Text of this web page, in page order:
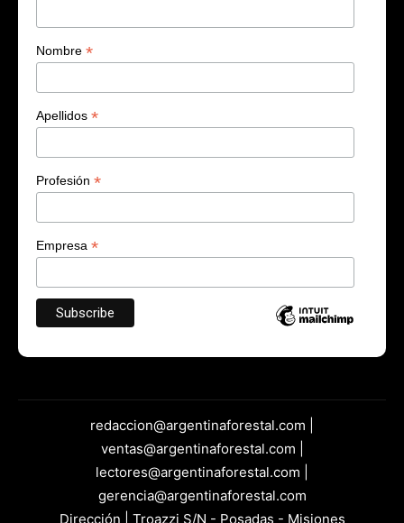
Nombre *
Apellidos *
Profesión *
Empresa *
redaccion@argentinaforestal.com |
ventas@argentinaforestal.com |
lectores@argentinaforestal.com |
gerencia@argentinaforestal.com
Dirección | Troazzi S/N - Posadas - Misiones